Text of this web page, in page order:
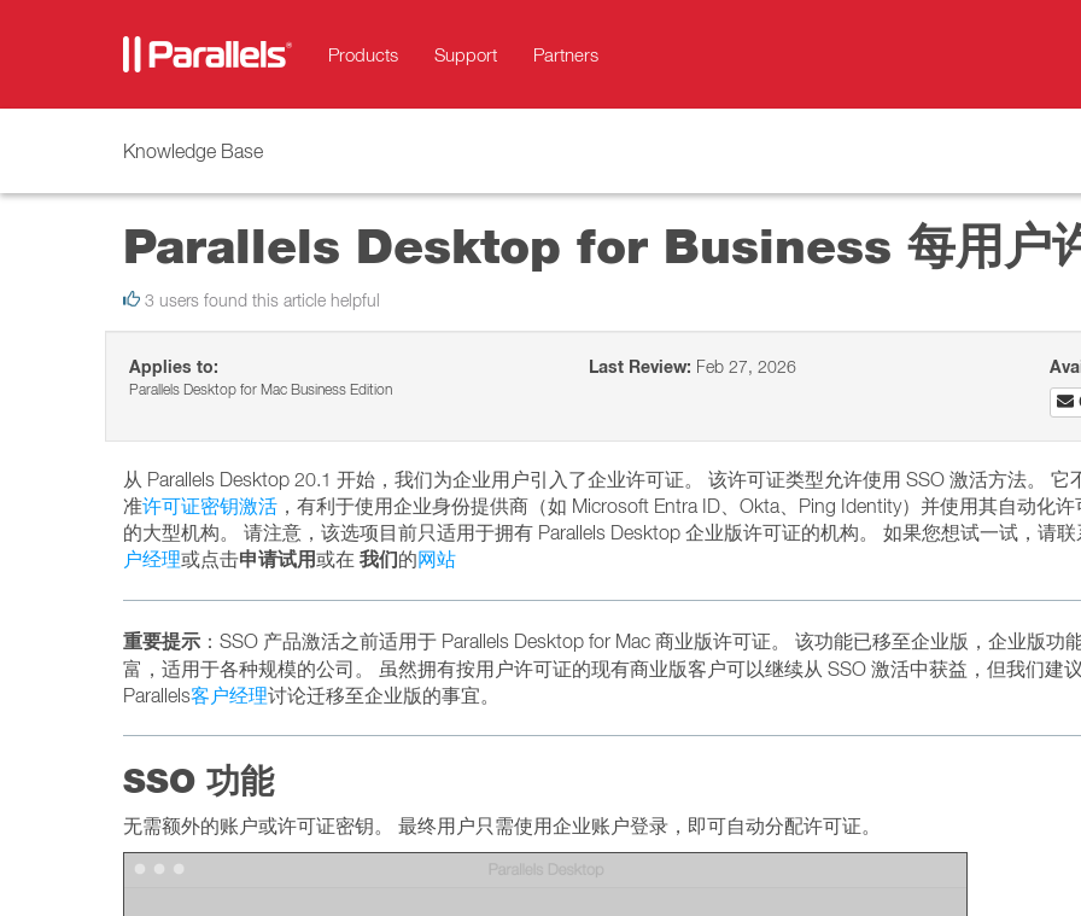
Products Support Partners
Knowledge Base
Parallels Desktop for Business 每用户
3 users found this article helpful
Applies to:
Parallels Desktop for Mac Business Edition
Last Review: Feb 27, 2026
从 Parallels Desktop 20.1 开始，我们为企业用户引入了企业许可证。 该许可证类型允许使用 SSO 激活方法。 它
准许可证密钥激活 ，有利于使用企业身份提供商（如 Microsoft Entra ID、Okta、Ping Identity）并使用其自动化
的大型机构。 请注意，该选项目前只适用于拥有 Parallels Desktop 企业版许可证的机构。 如果您想试一试，请
户经理或点击申请试用或在 我们的网站
重要提示 ：SSO 产品激活之前适用于 Parallels Desktop for Mac 商业版许可证。 该功能已移至企业版，企业版功
富，适用于各种规模的公司。 虽然拥有按用户许可证的现有商业版客户可以继续从 SSO 激活中获益，但我们建
Parallels客户经理讨论迁移至企业版的事宜。
SSO 功能
无需额外的账户或许可证密钥。 最终用户只需使用企业账户登录，即可自动分配许可证。